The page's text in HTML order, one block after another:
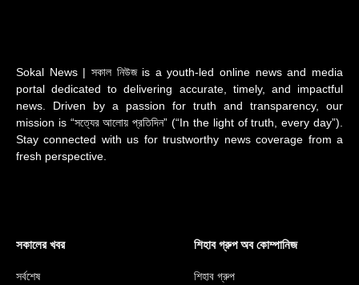
Sokal News | সকাল নিউজ is a youth-led online news and media
portal dedicated to delivering accurate, timely, and impactful
news. Driven by a passion for truth and transparency, our
mission is “সত্যের আলোয় প্রতিদিন” (“In the light of truth, every day”).
Stay connected with us for trustworthy news coverage from a
fresh perspective.
সকালের খবর
সর্বশেষ
শিহাব গ্রুপ অব কোম্পানিজ
শিহাব গ্রুপ